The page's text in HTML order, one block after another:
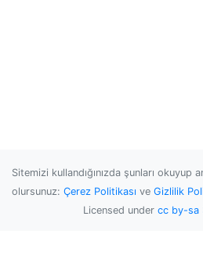
Sitemizi kullandığınızda şunları okuyup
olursunuz: Çerez Politikası ve Gizlilik
Licensed under cc by-sa